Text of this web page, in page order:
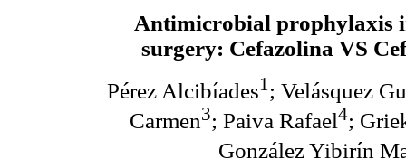
Antimicrobial prophylaxis
surgery: Cefazolina VS
Pérez Alcibíades1 ; Velásquez
Carmen3; Paiva Rafael4;
González Yibirín